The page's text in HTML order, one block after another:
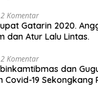
2 Komentar
Gatarin 2020.
dan Atur Lalu Lintas.
2 Komentar
dan
Covid-19 Sekongkang